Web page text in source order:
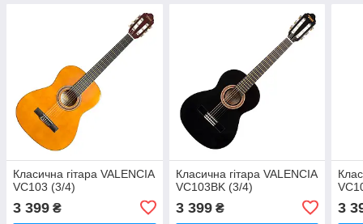
Класична гітара VALENCIA
VC103 (3/4)
3 399 ₴
Класична гітара VALENCIA
VC103BK (3/4)
3 399₴ 3